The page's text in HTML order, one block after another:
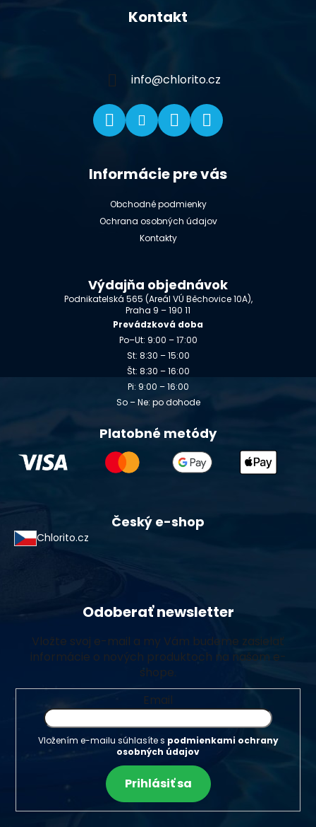
Kontakt
info@chlorito.cz
Informácie pre vás
Obchodné podmienky
Ochrana osobných údajov
Kontakty
Výdajňa objednávok
Podnikatelská 565 (Areál VÚ Běchovice 10A),
Praha 9 – 190 11
Prevádzková doba
Po–Ut: 9:00 – 17:00
St: 8:30 – 15:00
Št: 8:30 – 16:00
Pi: 9:00 – 16:00
So – Ne: po dohode
Platobné metódy
Český e-shop
Chlorito.cz
Odoberať newsletter
Vložte svoj e-mail a my Vám budeme zasielať
informácie o nových produktoch na našom e-
shope.
Email
Vložením e-mailu súhlasíte s podmienkami ochrany
osobných údajov
Prihlásiť sa